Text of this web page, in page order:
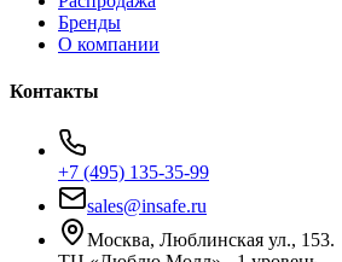
Бренды
О компании
Контакты
+7 (495) 135-35-99
sales@insafe.ru
Москва, Люблинская ул., 153.